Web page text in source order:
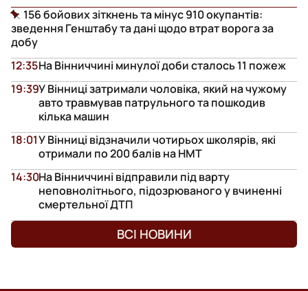
156 бойових зіткнень та мінус 910 окупантів:
зведення Генштабу та дані щодо втрат ворога за
добу
На Вінниччині минулої доби сталось 11 пожеж
12:35
У Вінниці затримали чоловіка, який на чужому
авто травмував патрульного та пошкодив
кілька машин
19:39
У Вінниці відзначили чотирьох школярів, які
отримали по 200 балів на НМТ
18:01
На Вінниччині відправили під варту
неповнолітнього, підозрюваного у вчиненні
смертельної ДТП
14:30
ВСІ НОВИНИ